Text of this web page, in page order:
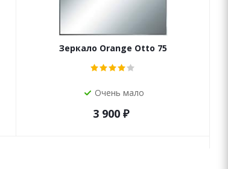
Зеркало Orange Otto 75
Очень мало
3 900 ₽